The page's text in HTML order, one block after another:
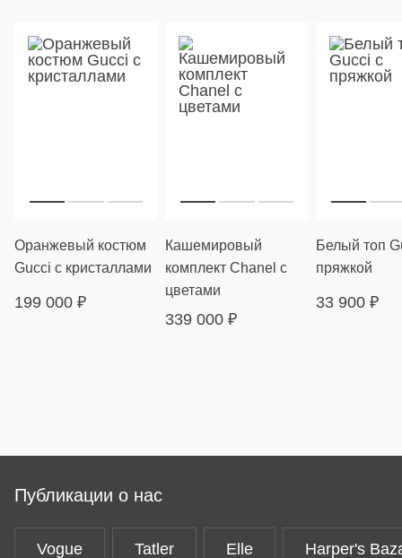
Оранжевый костюм
Gucci с кристаллами
199 000 ₽
Кашемировый
комплект Chanel с
цветами
339 000 ₽
Белый топ
пряжкой
33 900 ₽
Публикации о нас
Vogue Tatler Elle Harper's